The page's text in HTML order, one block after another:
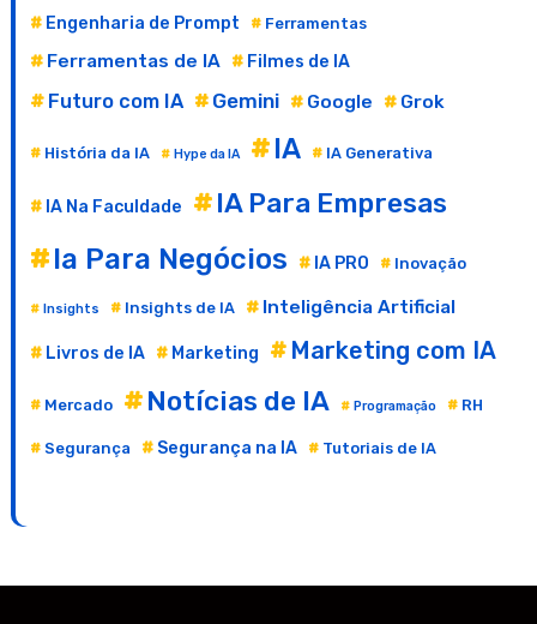
Engenharia de Prompt Ferramentas
Ferramentas de IA Filmes de IA
Futuro com IA Gemini Google Grok
História da IA Hype da IA IA IA Generativa
IA Na Faculdade IA Para Empresas
Ia Para Negócios IA PRO Inovação
Insights Insights de IA Inteligência Artificial
Livros de IA Marketing Marketing com IA
Mercado Notícias de IA Programação RH
Segurança Segurança na IA Tutoriais de IA